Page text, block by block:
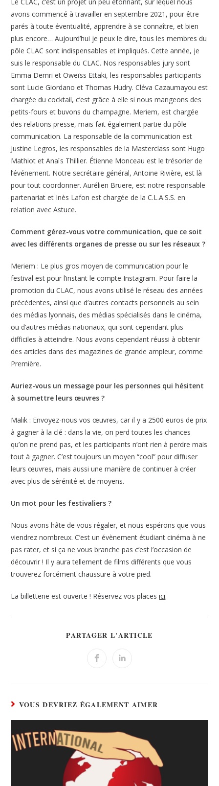
avons commencé à travailler en septembre 2021, pour être
parés à toute éventualité, apprendre à se connaître, et bien
plus encore… Aujourd’hui je peux le dire, tous les membres du
pôle CLAC sont indispensables et impliqués. Cette année, je
suis le responsable du CLAC. Nos responsables jury sont
Emma Demri et Oweïss Ettaki, les responsables participants
sont Lucie Giordano et Thomas Hudry. Cléva Cazaumayou est
chargée du cocktail, c’est grâce à elle si nous mangeons des
petits-fours et buvons du champagne. Meriem, est chargée
des relations presse, mais fait également partie du pôle
communication. La responsable de la communication est
Justine Legros, les responsables de la Masterclass sont Hugo
Mathiot et Anaïs Thillier. Étienne Monceau est le trésorier de
l’événement. Notre secrétaire général, Antoine Rivière, est là
pour tout coordonner. Aurélien Bruere, est notre responsable
partenariat et Inès Lafon est chargée de la C.L.A.S.S. en
relation avec Astuce.
Comment gérez-vous votre communication, que ce soit
avec les différents organes de presse ou sur les réseaux ?
Meriem : Le plus gros moyen de communication pour le
festival est pour l’instant le compte Instagram. Pour faire la
promotion du CLAC, nous avons utilisé le réseau des années
précédentes, ainsi que d’autres contacts personnels au sein
des médias lyonnais, des médias spécialisés dans le cinéma,
ou d’autres médias nationaux, qui sont cependant plus
difficiles à atteindre. Nous avons cependant réussi à obtenir
des articles dans des magazines de grande ampleur, comme
Première.
Auriez-vous un message pour les personnes qui hésitent
à soumettre leurs œuvres ?
Malik : Envoyez-nous vos œuvres, car il y a 2500 euros de prix
à gagner à la clé : dans la vie, on perd toutes les chances
qu’on ne prend pas, et les participants n’ont rien à perdre mais
tout à gagner. C’est toujours un moyen “cool” pour diffuser
leurs œuvres, mais aussi une manière de continuer à créer
avec plus de sérénité et de moyens.
Un mot pour les festivaliers ?
Nous avons hâte de vous régaler, et nous espérons que vous
viendrez nombreux. C’est un évènement étudiant cinéma à ne
pas rater, et si ça ne vous branche pas c’est l’occasion de
découvrir ! Il y aura tellement de films différents que vous
trouverez forcément chaussure à votre pied.
La billetterie est ouverte ! Réservez vos placesici.
PARTAGER L'ARTICLE
VOUS DEVRIEZ ÉGALEMENT AIMER